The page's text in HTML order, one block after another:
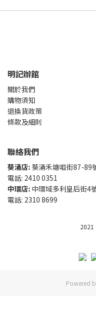
明記辦館
關於我們
購物須知
退換貨政策
條款及細則
聯絡我們
葵涌店: 葵涌禾塘咀街87-89
電話: 2410 0351
中環店: 中環域多利皇后街4
電話: 2310 8699
2021
Powered